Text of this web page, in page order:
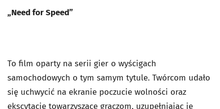
„Need for Speed”
To film oparty na serii gier o wyścigach
samochodowych o tym samym tytule. Twórcom udało
się uchwycić na ekranie poczucie wolności oraz
ekscytację towarzyszące graczom, uzupełniając je